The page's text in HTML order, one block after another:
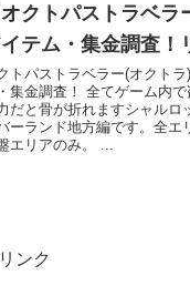
オクトパストラベ
テム・集金調査！
トパストラベラー(オクト
集金調査！ 全てゲーム内で
だと骨が折れますシャル
ーランド地方編です。全エ
エリアのみ。 ...
ンク